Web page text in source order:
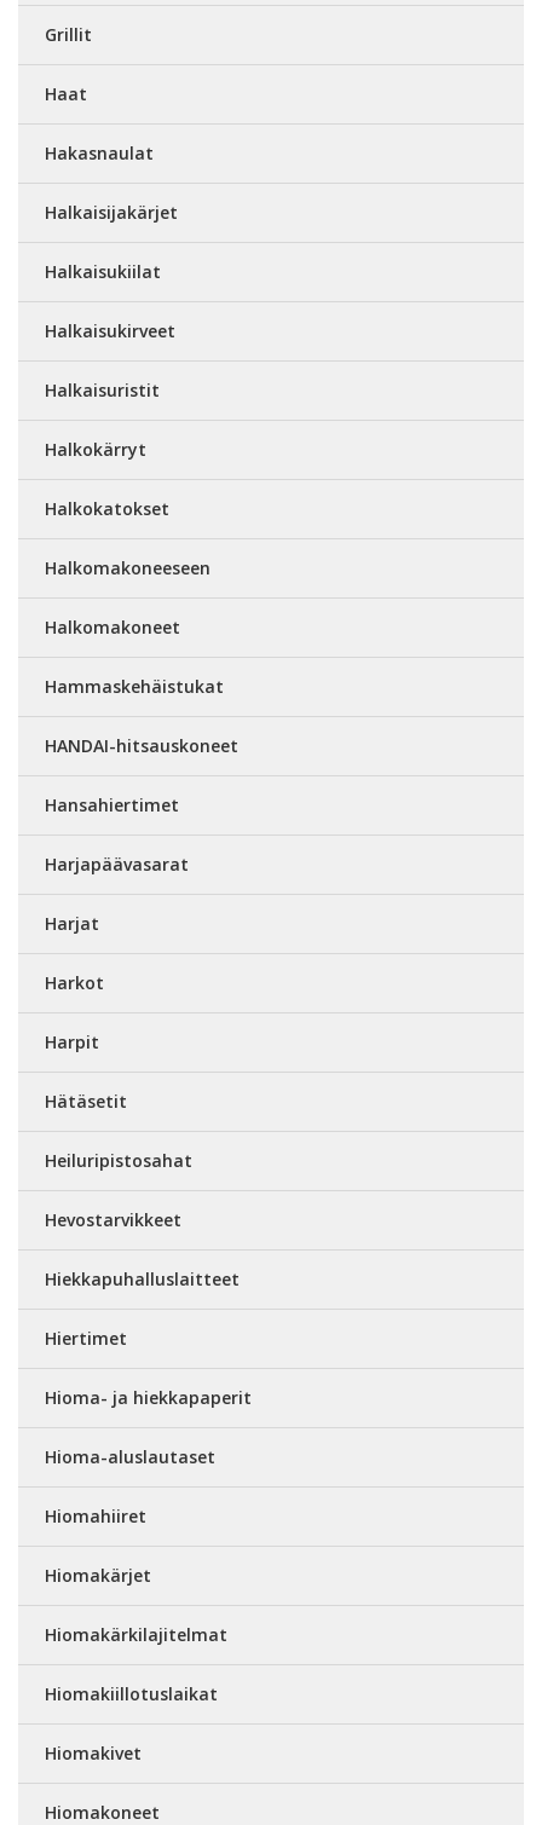
Grillit
Haat
Hakasnaulat
Halkaisijakärjet
Halkaisukiilat
Halkaisukirveet
Halkaisuristit
Halkokärryt
Halkokatokset
Halkomakoneeseen
Halkomakoneet
Hammaskehäistukat
HANDAI-hitsauskoneet
Hansahiertimet
Harjapäävasarat
Harjat
Harkot
Harpit
Hätäsetit
Heiluripistosahat
Hevostarvikkeet
Hiekkapuhalluslaitteet
Hiertimet
Hioma- ja hiekkapaperit
Hioma-aluslautaset
Hiomahiiret
Hiomakärjet
Hiomakärkilajitelmat
Hiomakiillotuslaikat
Hiomakivet
Hiomakoneet